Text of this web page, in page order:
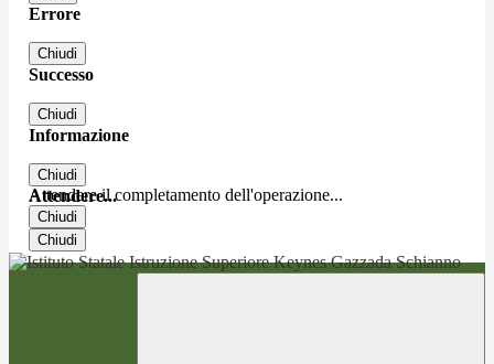
Errore
Chiudi
Successo
Chiudi
Informazione
Chiudi
Attendere...
Attendere il completamento dell'operazione...
Chiudi
Chiudi